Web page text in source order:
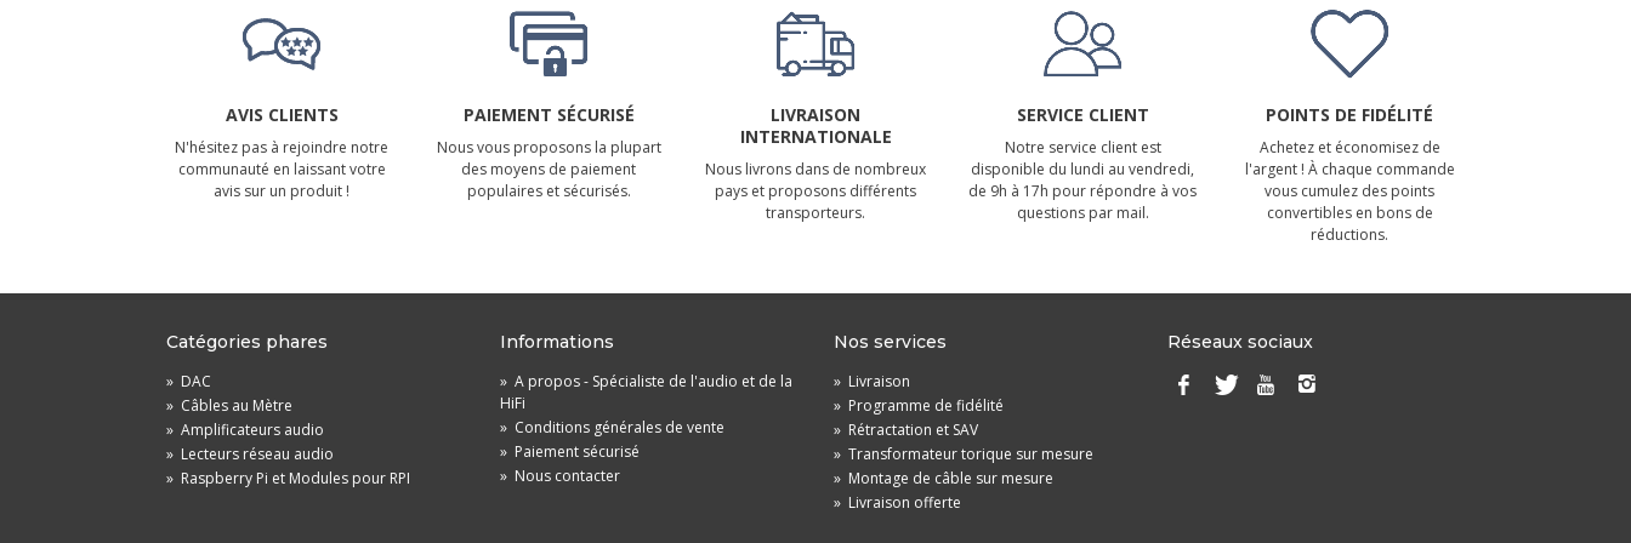
AVIS CLIENTS
N'hésitez pas à rejoindre notre
communauté en laissant votre
avis sur un produit !
PAIEMENT SÉCURISÉ
Nous vous proposons la plupart
des moyens de paiement
populaires et sécurisés.
LIVRAISON
INTERNATIONALE
Nous livrons dans de nombreux
pays et proposons différents
transporteurs.
SERVICE CLIENT
Notre service client est
disponible du lundi au vendredi,
de 9h à 17h pour répondre à vos
questions par mail.
POINTS DE FIDÉLITÉ
Achetez et économisez de
l'argent ! À chaque commande
vous cumulez des points
convertibles en bons de
réductions.
Catégories phares
» DAC
» Câbles au Mètre
» Amplificateurs audio
» Lecteurs réseau audio
» Raspberry Pi et Modules pour RPI
Informations
» A propos - Spécialiste de l'audio et de la
HiFi
» Conditions générales de vente
» Paiement sécurisé
» Nous contacter
Nos services
» Livraison
» Programme de fidélité
» Rétractation et SAV
» Transformateur torique sur mesure
» Montage de câble sur mesure
» Livraison offerte
Réseaux sociaux